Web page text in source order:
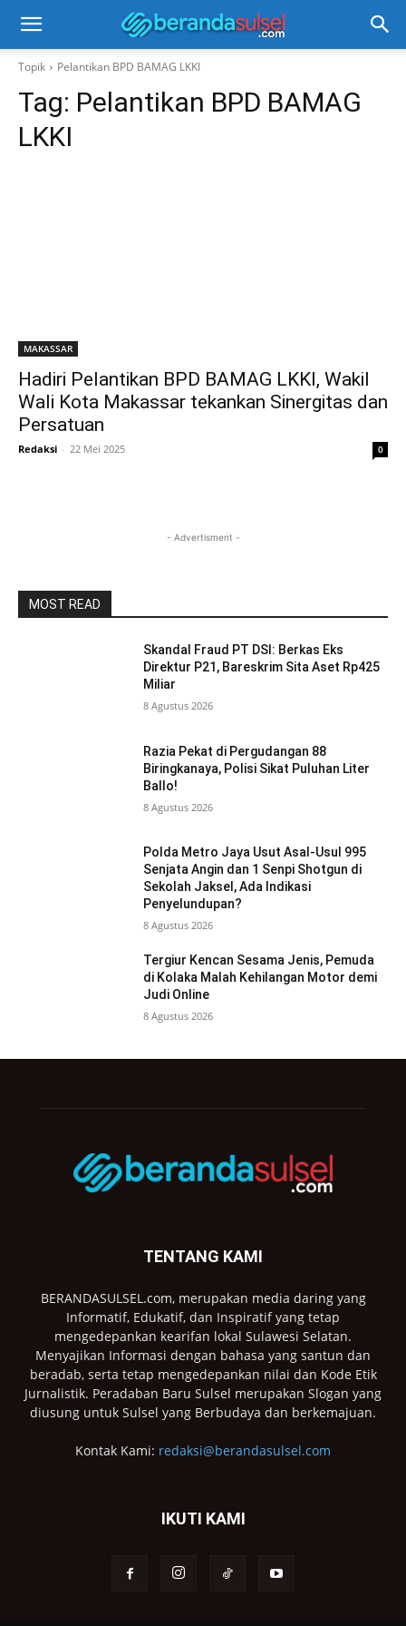
Topik Pelantikan BPD BAMAG LKKI
Tag: Pelantikan BPD BAMAG
LKKI
MAKASSAR
Hadiri Pelantikan BPD BAMAG LKKI, Wakil
Wali Kota Makassar tekankan Sinergitas dan
Persatuan
Redaksi - 22 Mei 2025 0
- Advertisment -
MOST READ
Skandal Fraud PT DSI: Berkas Eks
Direktur P21, Bareskrim Sita Aset Rp425
Miliar
8 Agustus 2026
Razia Pekat di Pergudangan 88
Biringkanaya, Polisi Sikat Puluhan Liter
Ballo!
8 Agustus 2026
Polda Metro Jaya Usut Asal-Usul 995
Senjata Angin dan 1 Senpi Shotgun di
Sekolah Jaksel, Ada Indikasi
Penyelundupan?
8 Agustus 2026
Tergiur Kencan Sesama Jenis, Pemuda
di Kolaka Malah Kehilangan Motor demi
Judi Online
8 Agustus 2026
TENTANG KAMI
BERANDASULSEL.com, merupakan media daring yang
Informatif, Edukatif, dan Inspiratif yang tetap
mengedepankan kearifan lokal Sulawesi Selatan.
Menyajikan Informasi dengan bahasa yang santun dan
beradab, serta tetap mengedepankan nilai dan Kode Etik
Jurnalistik. Peradaban Baru Sulsel merupakan Slogan yang
diusung untuk Sulsel yang Berbudaya dan berkemajuan.
Kontak Kami: redaksi@berandasulsel.com
IKUTI KAMI